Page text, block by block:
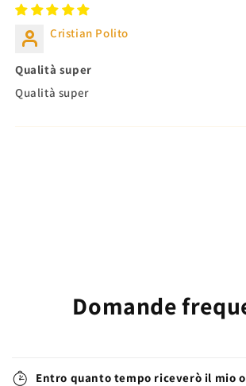
Cristian Polito
Qualità super
Qualità super
Domande
Entro quanto tempo riceverò il mio